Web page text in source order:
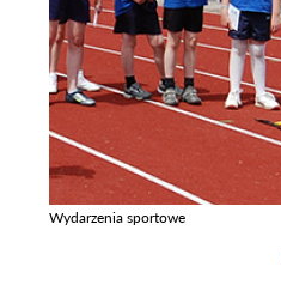
Wydarzenia sportowe